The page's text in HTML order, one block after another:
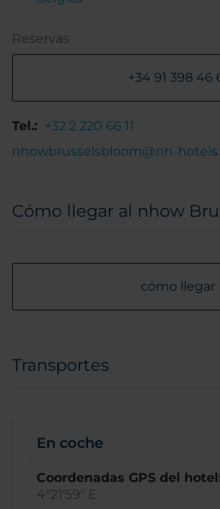
Reservas
+34 91 398 46
Tel.: +32 2 220 66 11
nhowbrusselsbloom@nh-
Cómo llegar al nhow
cómo llegar
Transportes
En coche
Coordenadas GPS del
4°21'59" E